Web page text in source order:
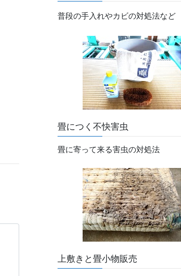
普段の手入れやカビの対処法など
畳につく不快害虫
畳に寄って来る害虫の対処法
上敷きと畳小物販売